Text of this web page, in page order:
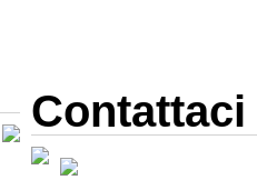
Contattaci